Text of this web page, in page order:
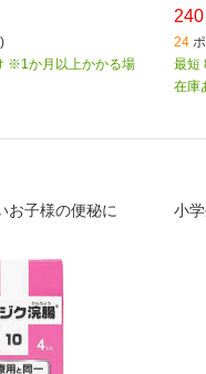
※1か月以上かかる場
240
24
最短
在庫
お子様の便秘に 小